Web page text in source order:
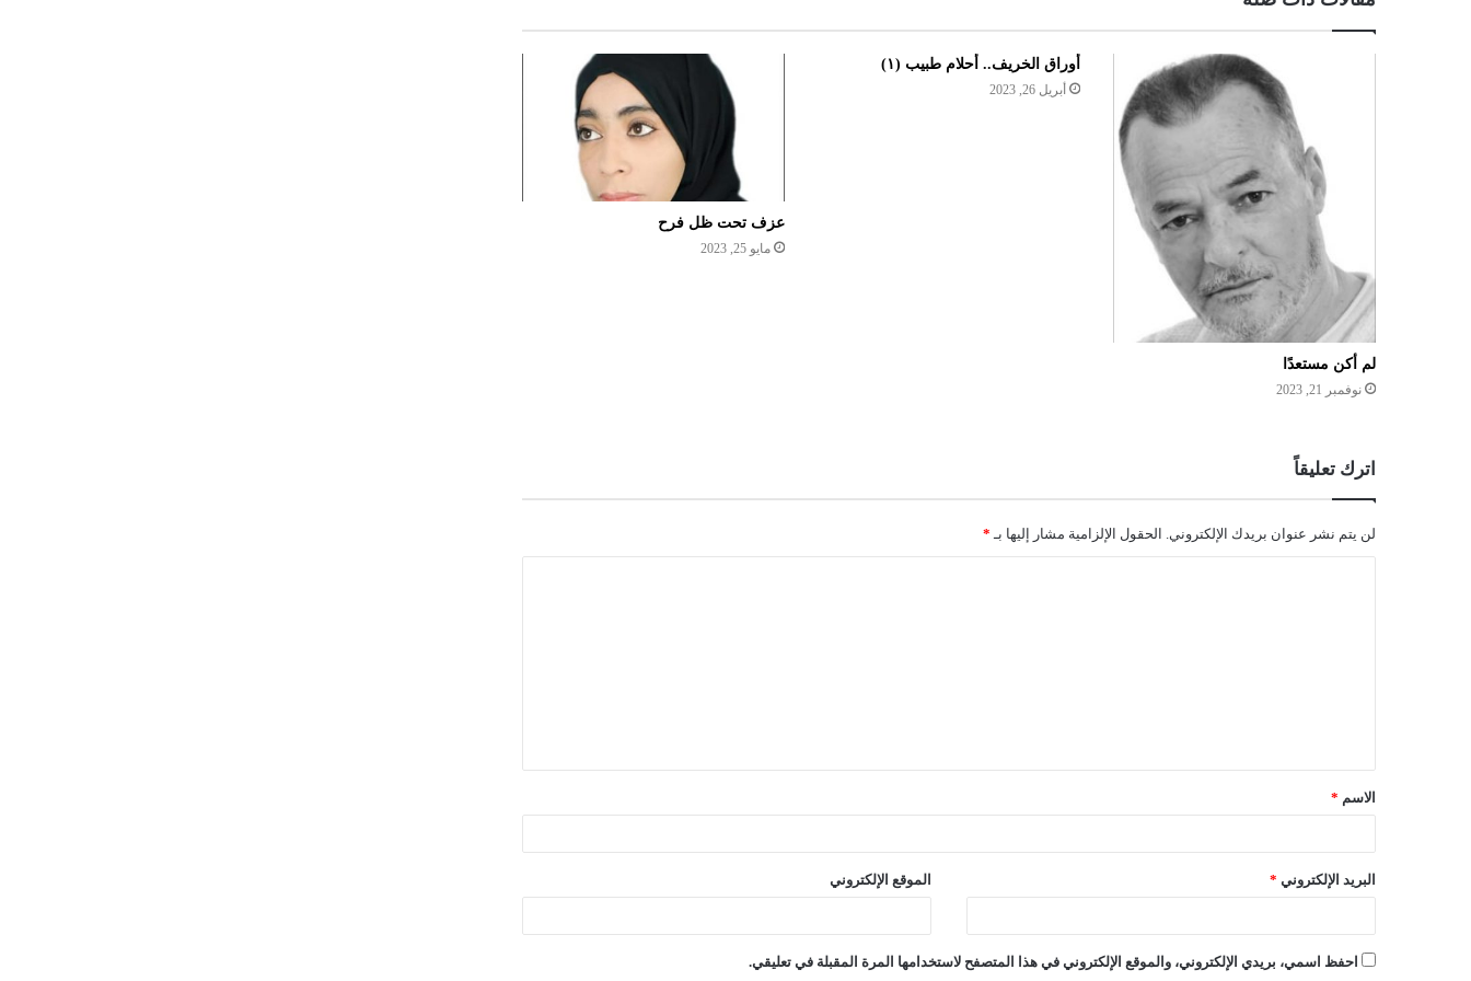
لم أكن مستعدًا
نوفمبر 21, 2023
أوراق الخريف.. أحلام طبيب (١)
أبريل 26, 2023
عزف تحت ظل فرح
مايو 25, 2023
اترك تعليقاً
لن يتم نشر عنوان بريدك الإلكتروني. الحقول الإلزامية مشار إليها بـ *
ق
*
الاسم *
البريد الإلكتروني * الموقع الإلكتروني
احفظ اسمي، بريدي الإلكتروني، والموقع الإلكتروني في هذا المتصفح لاستخدامها المرة المقبلة في تعليقي.